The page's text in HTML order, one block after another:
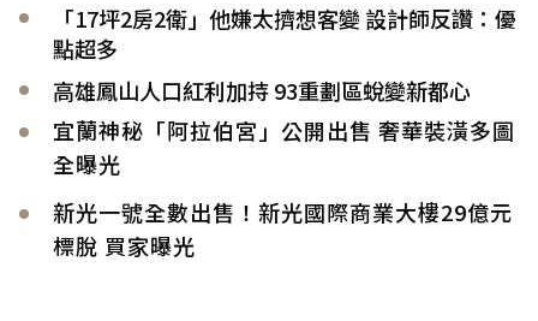
「17坪2房2衛」他嫌太擠想客變 設計師反讚：優
點超多
高雄鳳山人口紅利加持 93重劃區蛻變新都心
宜蘭神秘「阿拉伯宮」公開出售 奢華裝潢多圖
全曝光
新光一號全數出售！新光國際商業大樓29億元
標脫 買家曝光